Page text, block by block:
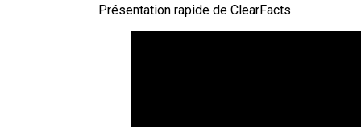
Présentation rapide de ClearFacts